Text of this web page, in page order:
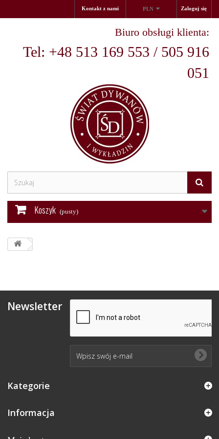
Zaloguj się
PLN
Kontakt z nami
Biuro obsługi klienta:
Tel: +48 513 169 553 / 505 916
051
Koszyk (pusty)
Newsletter
Kategorie
Informacja